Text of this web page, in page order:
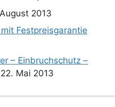
2013
Festpreisgarantie
– Einbruchschutz –
22. Mai 2013